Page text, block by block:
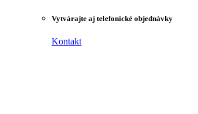
Vytvárajte aj telefonické objednávky
Kontakt